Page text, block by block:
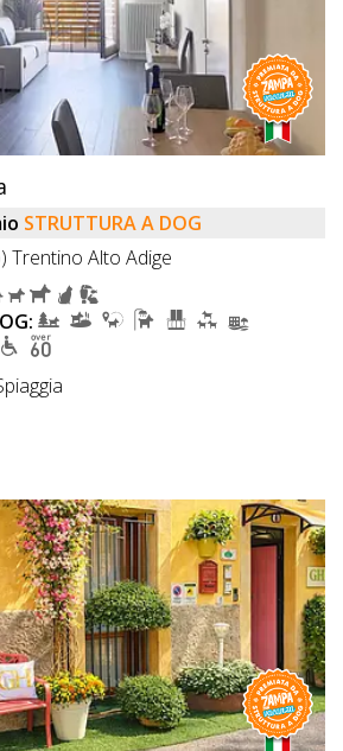
STRUTTURA A DOG
Trentino Alto Adige